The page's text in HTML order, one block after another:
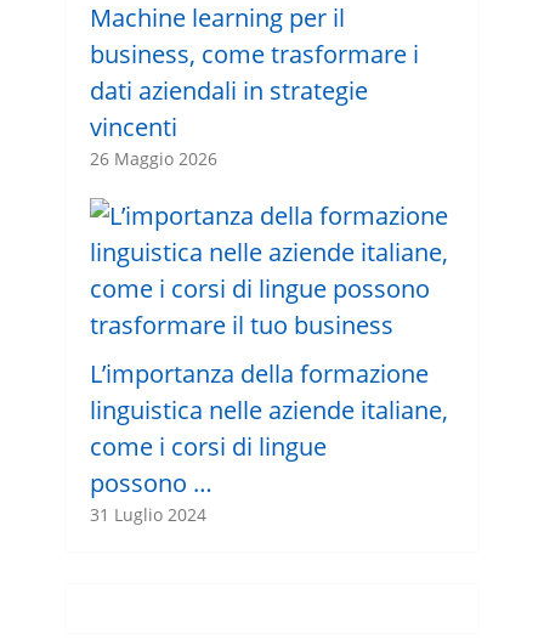
Machine learning per il
business, come trasformare i
dati aziendali in strategie
vincenti
26 Maggio 2026
L’importanza della formazione
linguistica nelle aziende italiane,
come i corsi di lingue
possono …
31 Luglio 2024